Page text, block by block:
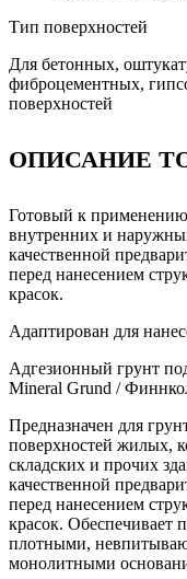
Тип поверхностей
Для бетонных,
фиброцементных,
поверхностей
ОПИСАНИЕ
Готовый к
внутренних и
качественной
перед нанесением
красок.
Адаптирован для
Адгезионный грунт
Mineral Grund /
Предназначен для
поверхностей жилых,
складских и прочих
качественной
перед нанесением
красок. Обеспечивает
плотными,
монолитными